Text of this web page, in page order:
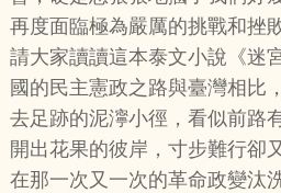
再度面臨極為嚴厲的挑戰和挫
請大家讀讀這本泰文小說《迷
國的民主憲政之路與臺灣相比
去足跡的泥濘小徑，看似前路
開出花果的彼岸，寸步難行卻
在那一次又一次的革命政變汰